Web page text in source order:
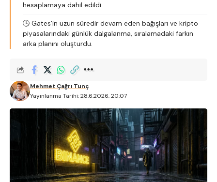
hesaplamaya dahil edildi.
🕒 Gates'in uzun süredir devam eden bağışları ve kripto
piyasalarındaki günlük dalgalanma, sıralamadaki farkın
arka planını oluşturdu.
Yayınlanma Tarihi: 28.6.2026, 20:07
Mehmet Çağrı Tunç